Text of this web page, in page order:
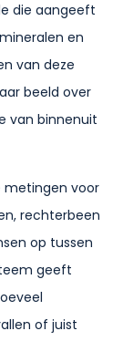
die aangeeft
en
van deze
beeld over
van binnenuit
metingen voor
rechterbeen
op tussen
geeft
of juist